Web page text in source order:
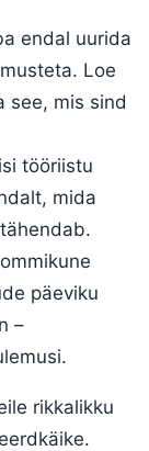
endal uurida
Loe
see, mis sind
tööriistu
mida
päeviku
–
rikkalikku